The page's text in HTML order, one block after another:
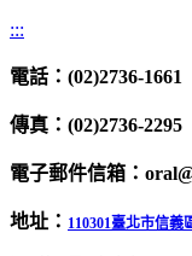
:::
電話：(02)2736-1661
傳真：(02)2736-2295
電子郵件信箱：
地址： 110301臺北市信義